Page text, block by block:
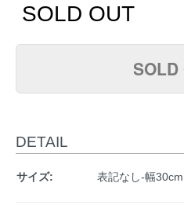
SOLD OUT
SOLD
DETAIL
サイズ: 表記なし-幅